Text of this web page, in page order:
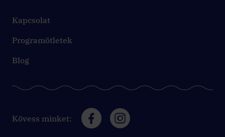
Kapcsolat
Programötletek
Blog
Kövess minket: